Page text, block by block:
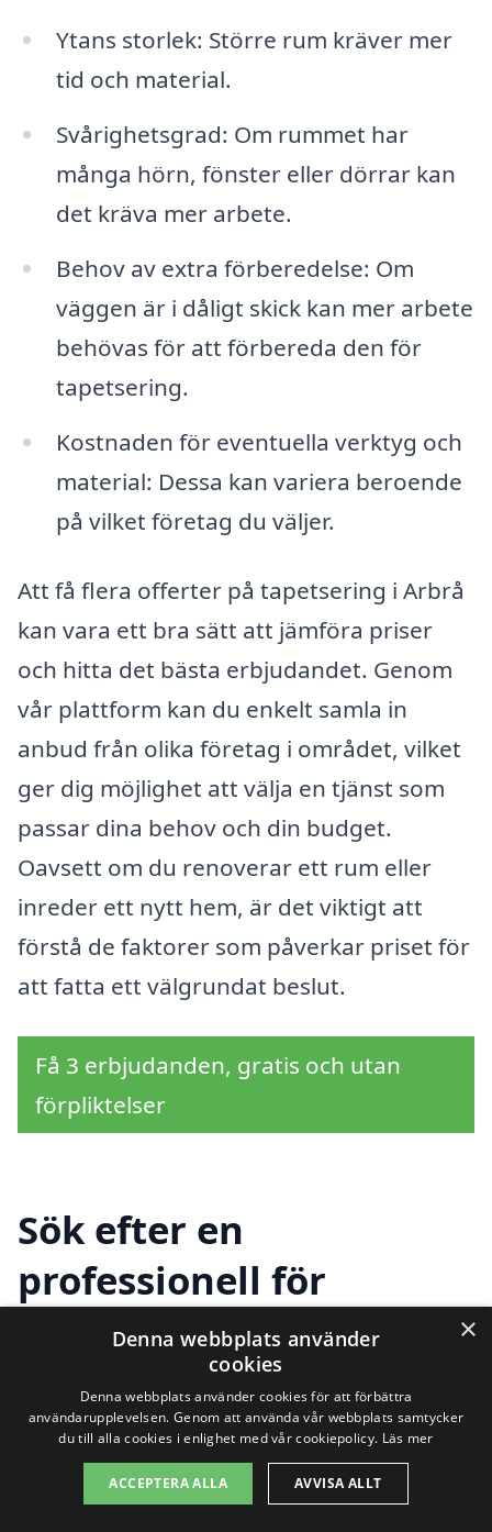
Ytans storlek: Större rum kräver mer
tid och material.
Svårighetsgrad: Om rummet har
många hörn, fönster eller dörrar kan
det kräva mer arbete.
Behov av extra förberedelse: Om
väggen är i dåligt skick kan mer arbete
behövas för att förbereda den för
tapetsering.
Kostnaden för eventuella verktyg och
material: Dessa kan variera beroende
på vilket företag du väljer.
Att få flera offerter på tapetsering i Arbrå
kan vara ett bra sätt att jämföra priser
och hitta det bästa erbjudandet. Genom
vår plattform kan du enkelt samla in
anbud från olika företag i området, vilket
ger dig möjlighet att välja en tjänst som
passar dina behov och din budget.
Oavsett om du renoverar ett rum eller
inreder ett nytt hem, är det viktigt att
förstå de faktorer som påverkar priset för
att fatta ett välgrundat beslut.
Få 3 erbjudanden, gratis och utan
förpliktelser
Sök efter en
professionell för
tapetsering i andra
städer nära Arbrå
Att hitta hjälp för tapetsering i Arbrå kan
vara en utmaning, men det finns många
×
Denna webbplats använder
cookies
Denna webbplats använder cookies för att förbättra
användarupplevelsen. Genom att använda vår webbplats samtycker
du till alla cookies i enlighet med vår cookiepolicy. Läs mer
ACCEPTERA ALLA AVVISA ALLT